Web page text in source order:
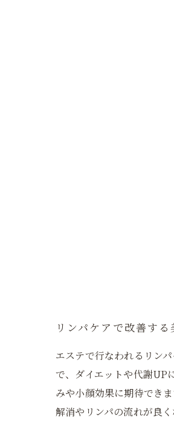
リンパケアで改善す
エステで行なわれるリン
で、ダイエットや代謝UP
みや小顔効果に期待でき
解消やリンパの流れが良